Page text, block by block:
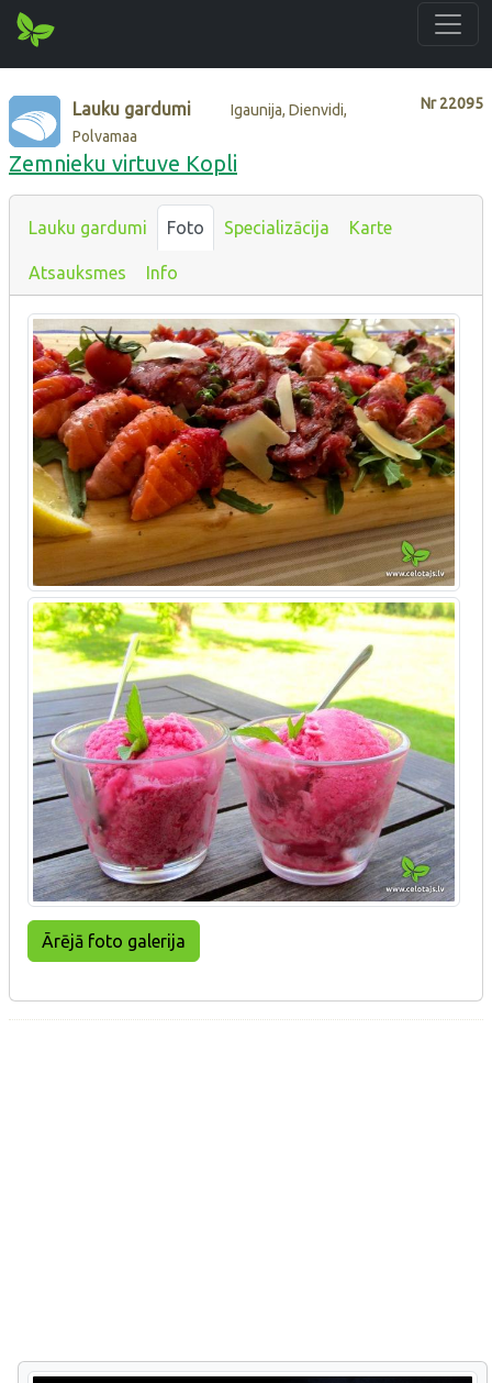
Nr22095
Lauku gardumi
Igaunija, Dienvidi,
Polvamaa
Zemnieku virtuve Kopli
Lauku gardumi Foto Specializācija Karte
Atsauksmes Info
Ārējā foto galerija